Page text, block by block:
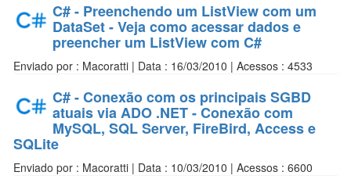
C# - Preenchendo um ListView com um
DataSet - Veja como acessar dados e
preencher um ListView com C#
Enviado por : Macoratti | Data : 16/03/2010 | Acessos : 4533
C# - Conexão com os principais SGBD
atuais via ADO .NET - Conexão com
MySQL, SQL Server, FireBird, Access e
SQLite
Enviado por : Macoratti | Data : 10/03/2010 | Acessos : 6600